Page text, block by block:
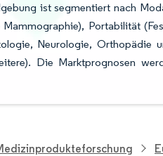
ist segmentiert nach
Portabilität
Neurologie, Orthopädie
Die Marktprognosen